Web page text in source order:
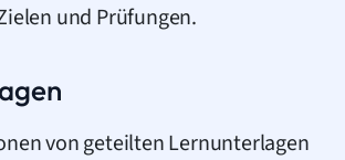
und Prüfungen.
von geteilten Lernunterlagen